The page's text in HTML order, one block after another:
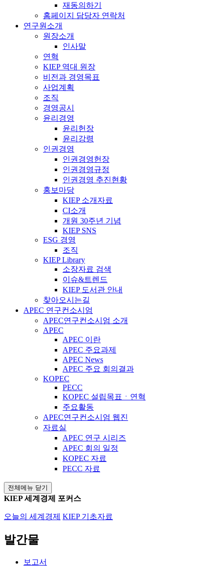
재동의하기
홈페이지 담당자 연락처
연구원소개
원장소개
인사말
연혁
KIEP 역대 원장
비전과 경영목표
사업계획
조직
경영공시
윤리경영
윤리헌장
윤리강령
인권경영
인권경영헌장
인권경영규정
인권경영 추진현황
홍보마당
KIEP 소개자료
CI소개
개원 30주년 기념
KIEP SNS
ESG 경영
조직
KIEP Library
소장자료 검색
이슈&트렌드
KIEP 도서관 안내
찾아오시는길
APEC 연구컨소시엄
APEC연구컨소시엄 소개
APEC
APEC 이란
APEC 주요과제
APEC News
APEC 주요 회의결과
KOPEC
PECC
KOPEC 설립목표ㆍ연혁
주요활동
APEC연구컨소시엄 웹진
자료실
APEC 연구 시리즈
APEC 회의 일정
KOPEC 자료
PECC 자료
전체메뉴 닫기
KIEP 세계경제 포커스
오늘의 세계경제 KIEP 기초자료
발간물
보고서